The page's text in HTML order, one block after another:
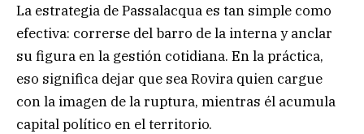
La estrategia de Passalacqua es tan simple como
efectiva: correrse del barro de la interna y anclar
su figura en la gestión cotidiana. En la práctica,
eso significa dejar que sea Rovira quien cargue
con la imagen de la ruptura, mientras él acumula
capital político en el territorio.